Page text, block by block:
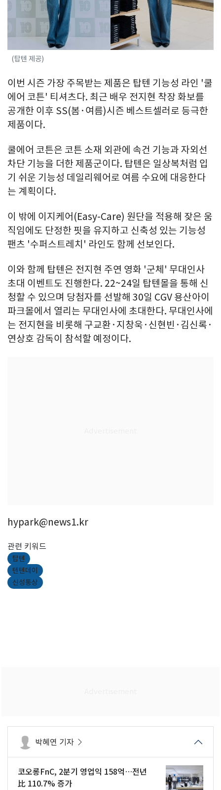
(탑텐 제공)
이번 시즌 가장 주목받는 제품은 탑텐 기능성 라인 '쿨
에어 코튼' 티셔츠다. 최근 배우 전지현 착장 화보를
공개한 이후 SS(봄·여름)시즌 베스트셀러로 등극한
제품이다.
쿨에어 코튼은 코튼 소재 외관에 속건 기능과 자외선
차단 기능을 더한 제품군이다. 탑텐은 일상복처럼 입
기 쉬운 기능성 데일리웨어로 여름 수요에 대응한다
는 계획이다.
이 밖에 이지케어(Easy-Care) 원단을 적용해 잦은 움
직임에도 단정한 핏을 유지하고 신축성 있는 기능성
팬츠 '수퍼스트레치' 라인도 함께 선보인다.
이와 함께 탑텐은 전지현 주연 영화 '군체' 무대인사
초대 이벤트도 진행한다. 22~24일 탑텐몰을 통해 신
청할 수 있으며 당첨자를 선발해 30일 CGV 용산아이
파크몰에서 열리는 무대인사에 초대한다. 무대인사에
는 전지현을 비롯해 구교환·지창욱·신현빈·김신록·
연상호 감독이 참석할 예정이다.
hypark@news1.kr
관련 키워드
탑텐
텐텐데이
신성통상
박혜연 기자
코오롱FnC, 2분기 영업익 158억…전년
比 110.7% 증가